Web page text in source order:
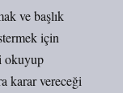
ve başlık
için
okuyup
karar vereceği